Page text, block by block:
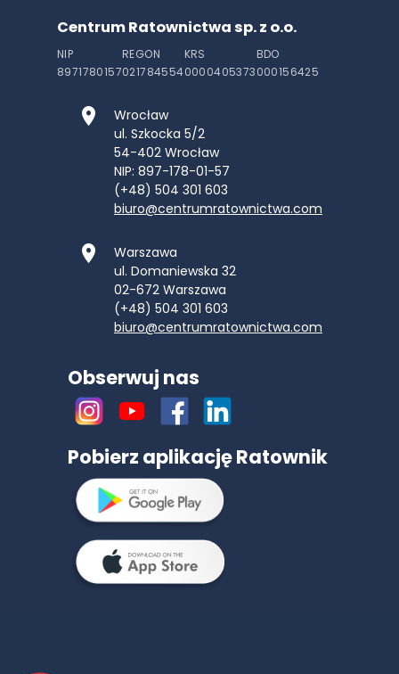
Centrum Ratownictwa sp. z o.o.
NIP
8971780157
REGON
021784554
KRS
0000405373
BDO
000156425
Wrocław
ul. Szkocka 5/2
54-402 Wrocław
NIP: 897-178-01-57
(+48) 504 301 603
biuro@centrumratownictwa.com
Warszawa
ul. Domaniewska 32
02-672 Warszawa
(+48) 504 301 603
biuro@centrumratownictwa.com
Obserwuj nas
Pobierz aplikację Ratownik